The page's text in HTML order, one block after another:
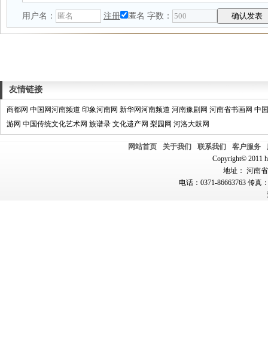
用户名： 注册 匿名 字数：
友情链接
商都网 中国网河南频道 印象河南网 新华网河南频道 河南豫剧网 河南省书画网 中
游网 中国传统文化艺术网 族谱录 文化遗产网 梨园网 河洛大鼓网
网站首页 关于我们 联系我们 客户服务
Copyright© 2011
地址： 河南
电话：0371-86663763 传真